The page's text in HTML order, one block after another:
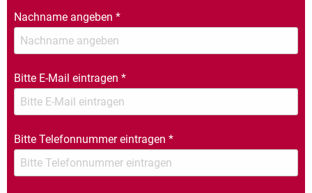
Nachname angeben *
Bitte E-Mail eintragen *
Bitte Telefonnummer eintragen *